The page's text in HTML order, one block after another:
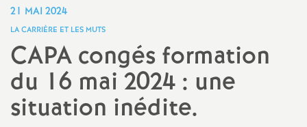
a
t
21 MAI 2024
LA CARRIÈRE ET LES MUTS
CAPAcongés formation
du 16 mai 2024 : une
situation inédite.